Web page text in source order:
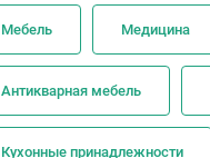
Мебель Медицина
Антикварная мебель
Кухонные принадлежности